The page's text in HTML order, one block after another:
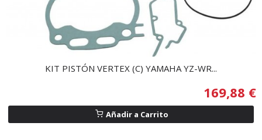
KIT PISTÓN VERTEX (C) YAMAHA YZ-WR...
169,88 €
Añadir a Carrito